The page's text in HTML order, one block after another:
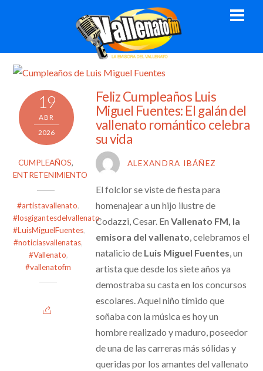
19
ABR
2026
CUMPLEAÑOS,
ENTRETENIMIENTO
#artistavallenato,
#losgigantesdelvallenato,
#LuisMiguelFuentes,
#noticiasvallenatas,
#Vallenato,
#vallenatofm
Feliz Cumpleaños Luis
Miguel Fuentes: El galán del
vallenato romántico celebra
su vida
ALEXANDRA IBÁÑEZ
El folclor se viste de fiesta para
homenajear a un hijo ilustre de
Codazzi, Cesar. En Vallenato FM, la
emisora del vallenato, celebramos el
natalicio de Luis Miguel Fuentes, un
artista que desde los siete años ya
demostraba su casta en los concursos
escolares. Aquel niño tímido que
soñaba con la música es hoy un
hombre realizado y maduro, poseedor
de una de las carreras más sólidas y
queridas por los amantes del vallenato